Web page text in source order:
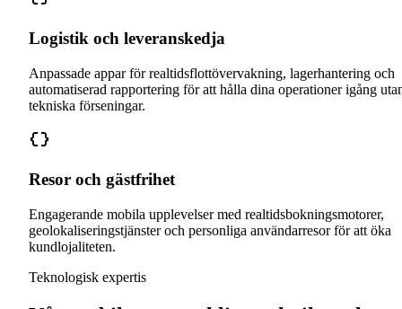
Logistik och leveranskedja
Anpassade appar för realtidsflottövervakning, lagerhantering och
automatiserad rapportering för att hålla dina operationer igång
tekniska förseningar.
Resor och gästfrihet
Engagerande mobila upplevelser med realtidsbokningsmotorer,
geolokaliseringstjänster och personliga användarresor för att öka
kundlojaliteten.
Teknologisk expertis